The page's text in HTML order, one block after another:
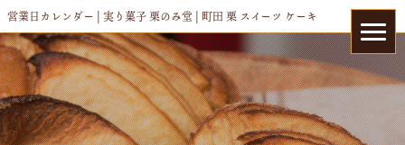
営業日カレンダー | 実り菓子 栗のみ堂 | 町田 栗 スイーツ ケーキ